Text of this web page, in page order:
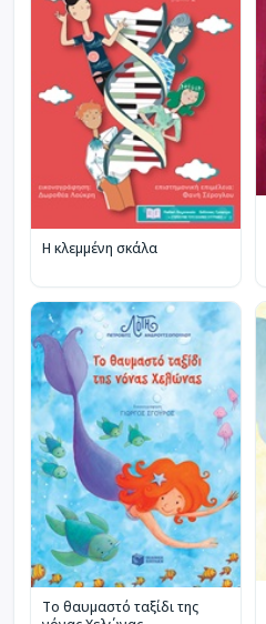
Η κλεμμένη σκάλα
Το θαυμαστό ταξίδι της